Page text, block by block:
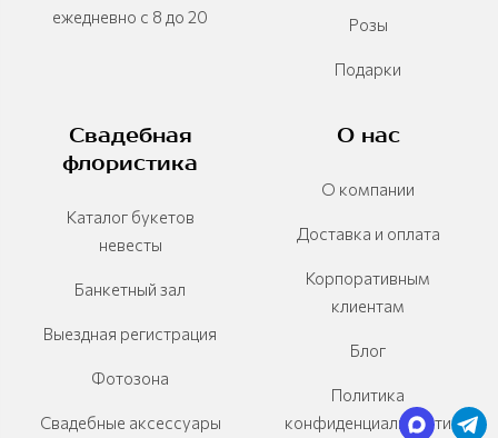
ежедневно с 8 до 20 Розы
Подарки
Свадебная
флористика
Каталог букетов
невесты
Банкетный зал
Выездная регистрация
Фотозона
Свадебные аксессуары
О нас
О компании
Доставка и оплата
Корпоративным
клиентам
Блог
Политика
конфиденциальности